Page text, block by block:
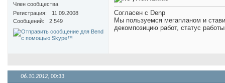
Член сообщества
Регистрация
11.09.2008
Сообщений
2,549
Согласен с Denp
Мы пользуемся мегапланом и
декомпозицию работ, статус
06.10.2012, 00:33